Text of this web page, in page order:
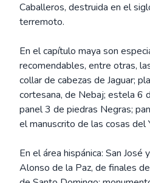
Caballeros, destruida en el
terremoto.
En el capítulo maya son
recomendables, entre otras,
collar de cabezas de Jaguar;
cortesana, de Nebaj; estela 6
panel 3 de piedras Negras;
el manuscrito de las cosas del
En el área hispánica: San José
Alonso de la Paz, de finales